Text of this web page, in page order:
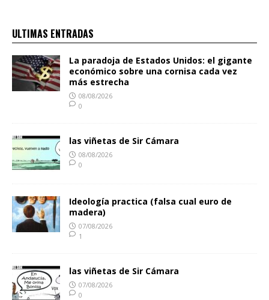
ULTIMAS ENTRADAS
La paradoja de Estados Unidos: el gigante
económico sobre una cornisa cada vez
más estrecha
08/08/2026
0
las viñetas de Sir Cámara
08/08/2026
0
Ideología practica (falsa cual euro de
madera)
07/08/2026
1
las viñetas de Sir Cámara
07/08/2026
0